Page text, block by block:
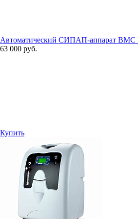
Автоматический СИПАП-аппарат BMC
63 000 руб.
Купить